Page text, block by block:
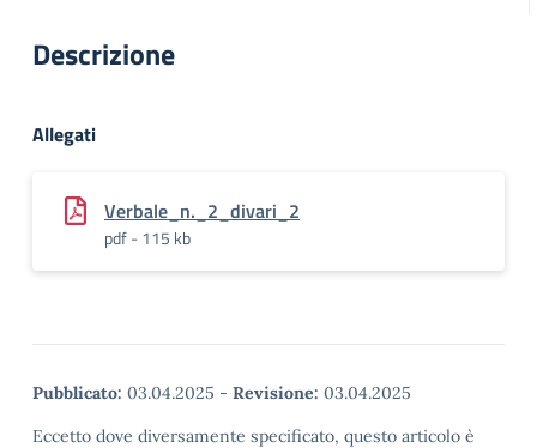
Descrizione
Allegati
Verbale_n._2_divari_2
pdf - 115 kb
Pubblicato: 03.04.2025 - Revisione: 03.04.2025
Eccetto dove diversamente specificato, questo articolo è